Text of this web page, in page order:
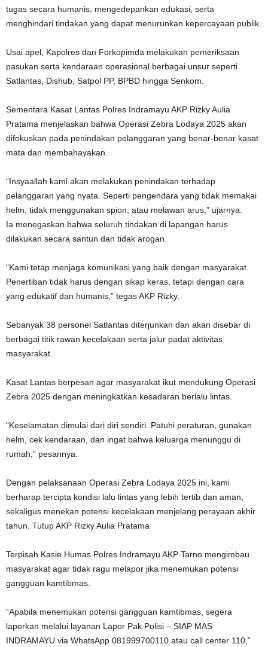
tugas secara humanis, mengedepankan edukasi, serta
menghindari tindakan yang dapat menurunkan kepercayaan publik.
Usai apel, Kapolres dan Forkopimda melakukan pemeriksaan
pasukan serta kendaraan operasional berbagai unsur seperti
Satlantas, Dishub, Satpol PP, BPBD hingga Senkom.
Sementara Kasat Lantas Polres Indramayu AKP Rizky Aulia
Pratama menjelaskan bahwa Operasi Zebra Lodaya 2025 akan
difokuskan pada penindakan pelanggaran yang benar-benar kasat
mata dan membahayakan.
“Insyaallah kami akan melakukan penindakan terhadap
pelanggaran yang nyata. Seperti pengendara yang tidak memakai
helm, tidak menggunakan spion, atau melawan arus,” ujarnya.
Ia menegaskan bahwa seluruh tindakan di lapangan harus
dilakukan secara santun dan tidak arogan.
“Kami tetap menjaga komunikasi yang baik dengan masyarakat.
Penertiban tidak harus dengan sikap keras, tetapi dengan cara
yang edukatif dan humanis,” tegas AKP Rizky.
Sebanyak 38 personel Satlantas diterjunkan dan akan disebar di
berbagai titik rawan kecelakaan serta jalur padat aktivitas
masyarakat.
Kasat Lantas berpesan agar masyarakat ikut mendukung Operasi
Zebra 2025 dengan meningkatkan kesadaran berlalu lintas.
“Keselamatan dimulai dari diri sendiri. Patuhi peraturan, gunakan
helm, cek kendaraan, dan ingat bahwa keluarga menunggu di
rumah,” pesannya.
Dengan pelaksanaan Operasi Zebra Lodaya 2025 ini, kami
berharap tercipta kondisi lalu lintas yang lebih tertib dan aman,
sekaligus menekan potensi kecelakaan menjelang perayaan akhir
tahun. Tutup AKP Rizky Aulia Pratama
Terpisah Kasie Humas Polres Indramayu AKP Tarno mengimbau
masyarakat agar tidak ragu melapor jika menemukan potensi
gangguan kamtibmas.
“Apabila menemukan potensi gangguan kamtibmas, segera
laporkan melalui layanan Lapor Pak Polisi – SIAP MAS
INDRAMAYU via WhatsApp 081999700110 atau call center 110,”